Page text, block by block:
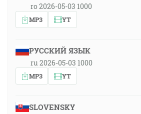
ro 2026-05-03 1000
MP3 YT
РУССКИЙ ЯЗЫК
ru 2026-05-03 1000
MP3 YT
SLOVENSKY